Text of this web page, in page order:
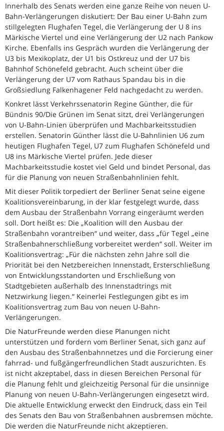
Innerhalb des Senats werden eine ganze Reihe von neuen U-
Bahn-Verlängerungen diskutiert: Der Bau einer U-Bahn zum
stillgelegten Flughafen Tegel, die Verlängerung der U 8 ins
Märkische Viertel und eine Verlängerung der U2 nach Pankow
Kirche. Ebenfalls ins Gespräch wurden die Verlängerung der
U3 bis Mexikoplatz, der U1 bis Ostkreuz und der U7 bis
Bahnhof Schönefeld gebracht. Auch scheint über die
Verlängerung der U7 vom Rathaus Spandau bis in die
Großsiedlung Falkenhagener Feld nachgedacht zu werden.
Konkret lässt Verkehrssenatorin Regine Günther, die für
Bündnis 90/Die Grünen im Senat sitzt, drei Verlängerungen
von U-Bahn-Linien überprüfen und Machbarkeitsstudien
erstellen. Senatorin Günther lässt die U-Bahnlinien U6 zum
heutigen Flughafen Tegel, U7 zum Flughafen Schönefeld und
U8 ins Märkische Viertel prüfen. Jede dieser
Machbarkeitsstudie kostet viel Geld und bindet Personal, das
für die Planung von neuen Straßenbahnlinien fehlt.
Mit dieser Politik torpediert der Berliner Senat seine eigene
Koalitionsvereinbarung, in der klar festgelegt wurde, dass
dem Ausbau der Straßenbahn Vorrang eingeräumt werden
soll. Dort heißt es: Die „Koalition will den Ausbau der
Straßenbahn vorantreiben“ und weiter, dass „für Tegel „eine
Straßenbahnerschließung vorbereitet werden“ soll. Weiter im
Koalitionsvertrag: „Für die nächsten zehn Jahre soll die
Priorität bei den Netzbereichen Innenstadt, Ersterschließung
von Entwicklungsstandorten und Erschließung von
Stadtgebieten außerhalb des Innenstadtrings mit
Netzwirkung liegen.“ Keinerlei Festlegungen gibt es im
Koalitionsvertrag zum Bau von neuen U-Bahn-
Verlängerungen.
Die NaturFreunde werden diese Planungen nicht
unterstützen und fordern vom Berliner Senat, sich ganz auf
den Ausbau des Straßenbahnnetzes und die Forcierung einer
fahrrad- und fußgängerfreundlichen Stadt auszurichten. Es
ist nicht akzeptabel, dass in diesen Bereichen Personal für
die Planung fehlt und gleichzeitig Personal für die unsinnige
Planung von neuen U-Bahn-Verlängerungen eingesetzt wird.
Die aktuelle Entwicklung erweckt den Eindruck, dass ein Teil
des Senats den Bau von Straßenbahnen ausbremsen möchte.
Die werden die NaturFreunde nicht akzeptieren.